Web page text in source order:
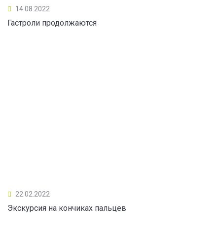
14.08.2022
Гастроли продолжаются
22.02.2022
Экскурсия на кончиках пальцев